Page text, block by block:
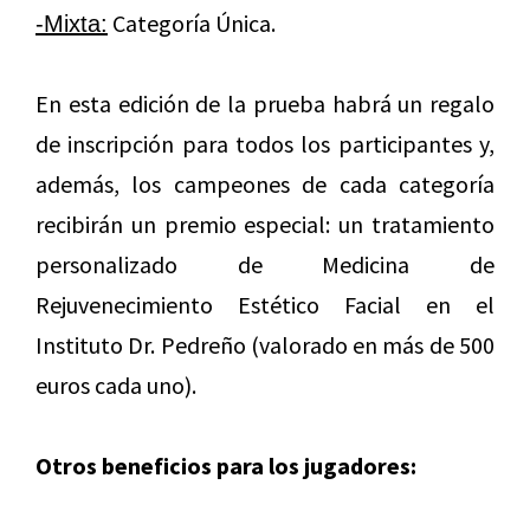
-Mixta: Categoría Única.
En esta edición de la prueba habrá un regalo
de inscripción para todos los participantes y,
además, los campeones de cada categoría
recibirán un premio especial: un tratamiento
personalizado de Medicina de
Rejuvenecimiento Estético Facial en el
Instituto Dr. Pedreño (valorado en más de 500
euros cada uno).
Otros beneficios para los jugadores: